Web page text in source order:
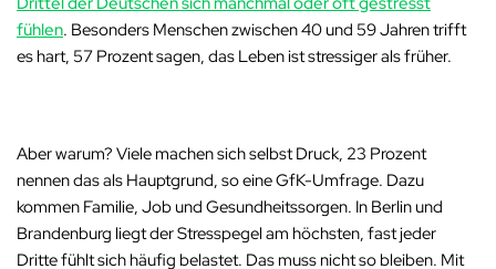
fühlen. Besonders Menschen zwischen 40 und 59 Jahren trifft
es hart, 57 Prozent sagen, das Leben ist stressiger als früher.
Aber warum? Viele machen sich selbst Druck, 23 Prozent
nennen das als Hauptgrund, so eine GfK-Umfrage. Dazu
kommen Familie, Job und Gesundheitssorgen. In Berlin und
Brandenburg liegt der Stresspegel am höchsten, fast jeder
Dritte fühlt sich häufig belastet. Das muss nicht so bleiben. Mit